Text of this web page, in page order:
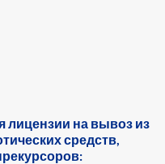
на вывоз из
средств,
: